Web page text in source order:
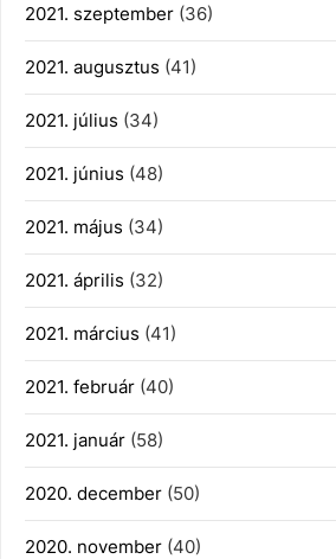
2021. szeptember (36)
2021. augusztus (41)
2021. július (34)
2021. június (48)
2021. május (34)
2021. április (32)
2021. március (41)
2021. február (40)
2021. január (58)
2020. december (50)
2020. november (40)